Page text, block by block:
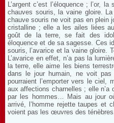
L’argent c’est l’éloquence ; l’or,
chauves souris, la vaine gloire.
chauve souris ne voit pas en plein
cristalline ; elle a les ailes liées
goût de la terre, se fait des
éloquence et de sa sagesse. Ces
souris, l’avarice et la vaine gloire.
L’avarice en effet, n’a pas la
la terre, elle aime les biens
dans le jour humain, ne voit
pourraient l’emporter vers le ciel,
aux affections charnelles ; elle n’a
par les hommes… Mais au jour
arrivé, l’homme rejette taupes et
voient pas les œuvres des